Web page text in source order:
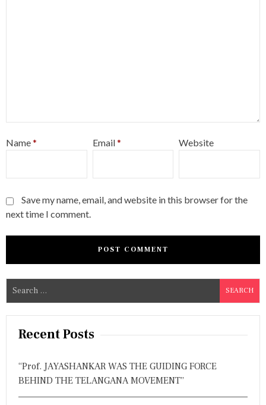
Name* Email* Website
Save my name, email, and website in this browser for the
next time I comment.
e
a
Recent Posts
“Prof. JAYASHANKAR WAS THE GUIDING FORCE
BEHIND THE TELANGANA MOVEMENT”